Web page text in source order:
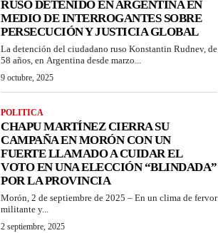
RUSO DETENIDO EN ARGENTINA EN
MEDIO DE INTERROGANTES SOBRE
PERSECUCIÓN Y JUSTICIA GLOBAL
La detención del ciudadano ruso Konstantin Rudnev, de
58 años, en Argentina desde marzo...
9 octubre, 2025
POLITICA
CHAPU MARTÍNEZ CIERRA SU
CAMPAÑA EN MORÓN CON UN
FUERTE LLAMADO A CUIDAR EL
VOTO EN UNA ELECCIÓN “BLINDADA”
POR LA PROVINCIA
Morón, 2 de septiembre de 2025 – En un clima de fervor
militante y...
2 septiembre, 2025